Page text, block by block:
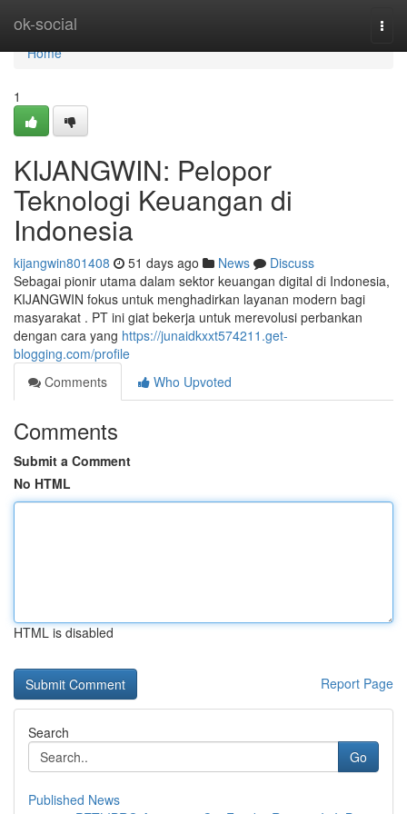
ok-social
Home
Home
1
KIJANGWIN: Pelopor
Teknologi Keuangan di
Indonesia
kijangwin801408 51 days ago News
Discuss
Sebagai pionir utama dalam sektor keuangan digital di Indonesia,
KIJANGWIN fokus untuk menghadirkan layanan modern bagi
masyarakat . PT ini giat bekerja untuk merevolusi perbankan
dengan cara yang https://junaidkxxt574211.get-
blogging.com/profile
Comments
Who Upvoted
Comments
Submit a Comment
No HTML
HTML is disabled
Report Page
Search
Go
Published News